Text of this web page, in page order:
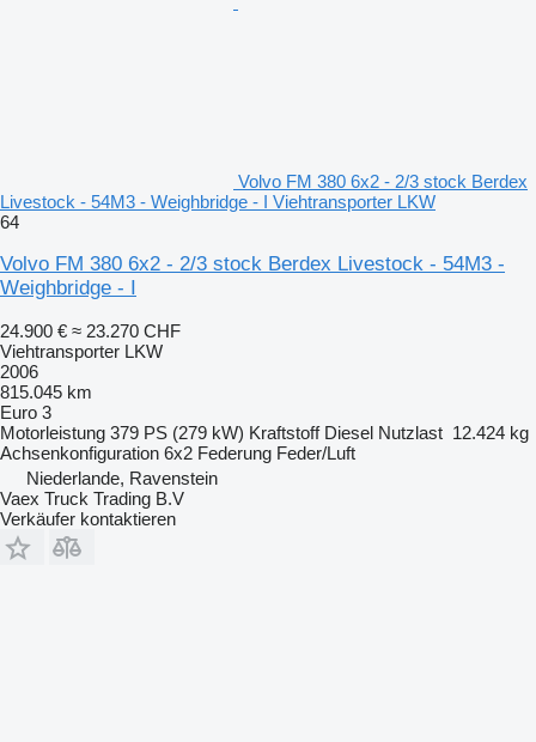
Volvo FM 380 6x2 - 2/3 stock Berdex
Livestock - 54M3 - Weighbridge - I Viehtransporter LKW
64
Volvo FM 380 6x2 - 2/3 stock Berdex Livestock - 54M3 -
Weighbridge - I
24.900 € ≈ 23.270 CHF
Viehtransporter LKW
2006
815.045 km
Euro 3
Motorleistung 379 PS (279 kW) Kraftstoff Diesel Nutzlast 12.424 kg
Achsenkonfiguration 6x2 Federung Feder/Luft
Niederlande, Ravenstein
Vaex Truck Trading B.V
Verkäufer kontaktieren